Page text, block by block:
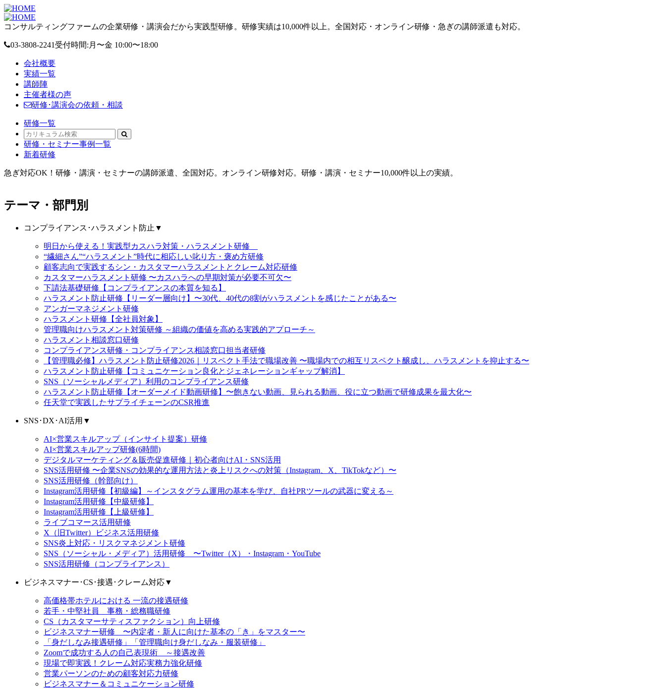
コンサルティングファームの企業研修・講演会だから実践型研修。研修実績は10,000件以上。全国対応・オンライン研修・急ぎの講師派遣も対応。
03-3808-2241 受付時間:月〜金 10:00〜18:00
会社概要
実績一覧
講師陣
主催者様の声
研修･講演会の依頼・相談
研修一覧
研修・セミナー事例一覧
新着研修
急ぎ対応OK！研修・講演・セミナーの講師派遣、全国対応。オンライン研修対応。研修・講演・セミナー10,000件以上の実績。
テーマ・部門別
コンプライアンス･ハラスメント防止 ▼
明日から使える！実践型カスハラ対策・ハラスメント研修
“繊細さん”“ハラスメント”時代に相応しい叱り方・褒め方研修
顧客志向で実践するシン・カスタマーハラスメントとクレーム対応研修
カスタマーハラスメント研修 〜カスハラへの早期対策が必要不可欠〜
下請法基礎研修【コンプライアンスの本質を知る】
ハラスメント防止研修【リーダー層向け】〜30代、40代の8割がハラスメントを感じたことがある〜
アンガーマネジメント研修
ハラスメント研修【全社員対象】
管理職向けハラスメント対策研修 ～組織の価値を高める実践的アプローチ～
ハラスメント相談窓口研修
コンプライアンス研修・コンプライアンス相談窓口担当者研修
【管理職必修】ハラスメント防止研修2026｜リスペクト手法で職場改善 〜職場内での相互リスペクト醸成し、ハラスメントを抑止する〜
ハラスメント防止研修【コミュニケーション良化とジェネレーションギャップ解消】
SNS（ソーシャルメディア）利用のコンプライアンス研修
ハラスメント防止研修【オーダーメイド動画研修】〜飽きない動画、見られる動画、役に立つ動画で研修成果を最大化〜
任天堂で実践したサプライチェーンのCSR推進
SNS･DX･AI活用 ▼
AI×営業スキルアップ（インサイト提案）研修
AI×営業スキルアップ研修(6時間)
デジタルマーケティング＆販売促進研修｜初心者向けAI・SNS活用
SNS活用研修 〜企業SNSの効果的な運用方法と炎上リスクへの対策（Instagram、X、TikTokなど）〜
SNS活用研修（幹部向け）
Instagram活用研修【初級編】～インスタグラム運用の基本を学び、自社PRツールの武器に変える～
Instagram活用研修【中級研修】
Instagram活用研修【上級研修】
ライブコマース活用研修
X（旧Twitter）ビジネス活用研修
SNS炎上対応・リスクマネジメント研修
SNS（ソーシャル・メディア）活用研修 〜Twitter（X）・Instagram・YouTube
SNS活用研修（コンプライアンス）
ビジネスマナー･CS･接遇･クレーム対応▼
高価格帯ホテルにおける 一流の接遇研修
若手・中堅社員 事務・総務職研修
CS（カスタマーサティスファクション）向上研修
ビジネスマナー研修 〜内定者・新人に向けた基本の「き」をマスター〜
「身だしなみ接遇研修」「管理職向け身だしなみ・服装研修」
Zoomで成功する人の自己表現術 ～接遇改善
現場で即実践！クレーム対応実務力強化研修
営業パーソンのための顧客対応力研修
ビジネスマナー＆コミュニケーション研修